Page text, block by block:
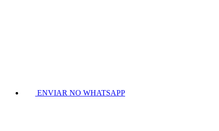
ENVIAR NO WHATSAPP